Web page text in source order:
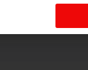
Зарядка для